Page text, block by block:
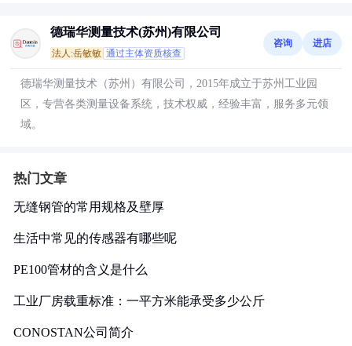
德瑞华测量技术(苏州)有限公司
法人:岳敏敏 通过主体资质核查
咨询 进店
德瑞华测量技术（苏州）有限公司，2015年成立于苏州工业园
区，专营各类测量设备系统，技术权威，经验丰富，服务多元领
域。
热门文章
无缝钢管的常用规格及壁厚
生活中常见的传感器有哪些呢
PE100管材的含义是什么
工业厂房载重标准：一平方米能承受多少公斤
CONOSTAN公司简介